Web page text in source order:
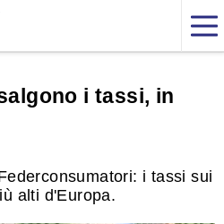
i tassi, in
i tassi sui
alti d'Europa.